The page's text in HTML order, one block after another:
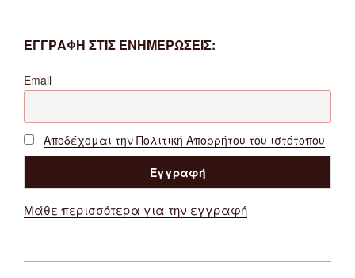
ΕΓΓΡΑΦΗ ΣΤΙΣ ΕΝΗΜΕΡΩΣΕΙΣ:
Email
Αποδέχομαι την Πολιτική Απορρήτου του ιστότοπου
Μάθε περισσότερα για την εγγραφή